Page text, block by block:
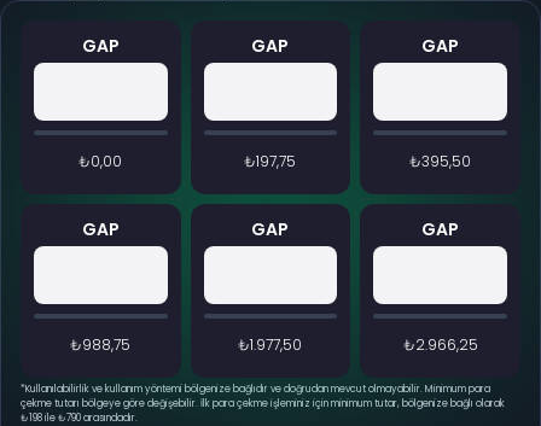
GAP
₺0,00
GAP
₺197,75
GAP
₺395,50
GAP
₺988,75
GAP
₺1.977,50
GAP
₺2.966,25
*Kullanılabilirlik ve kullanım yöntemi bölgenize bağlıdır ve doğrudan mevcut olmayabilir. Minimum para
çekme tutarı bölgeye göre değişebilir. İlk para çekme işleminiz için minimum tutar, bölgenize bağlı olarak
₺198 ile ₺790 arasındadır.